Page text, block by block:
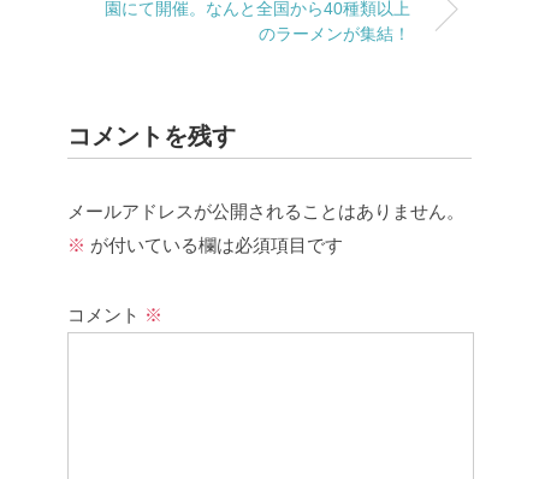
園にて開催。なんと全国から40種類以上
のラーメンが集結！
コメントを残す
メールアドレスが公開されることはありません。
※ が付いている欄は必須項目です
コメント ※